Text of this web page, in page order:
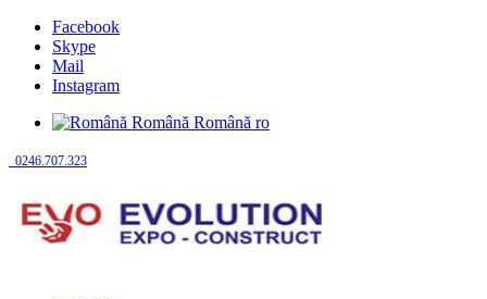
Facebook
Skype
Mail
Instagram
Română Română ro
0246.707.323